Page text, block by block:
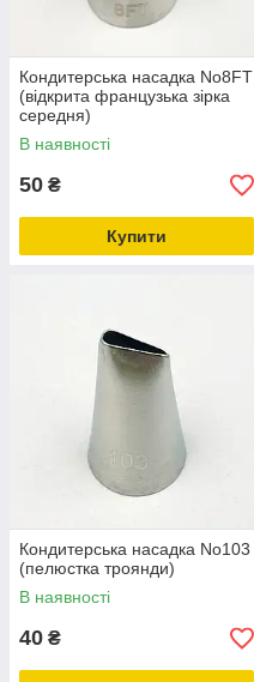
Кондитерська насадка No8FT
(відкрита французька зірка
середня)
В наявності
50 ₴
Купити
Кондитерська насадка No103
(пелюстка троянди)
В наявності
40 ₴